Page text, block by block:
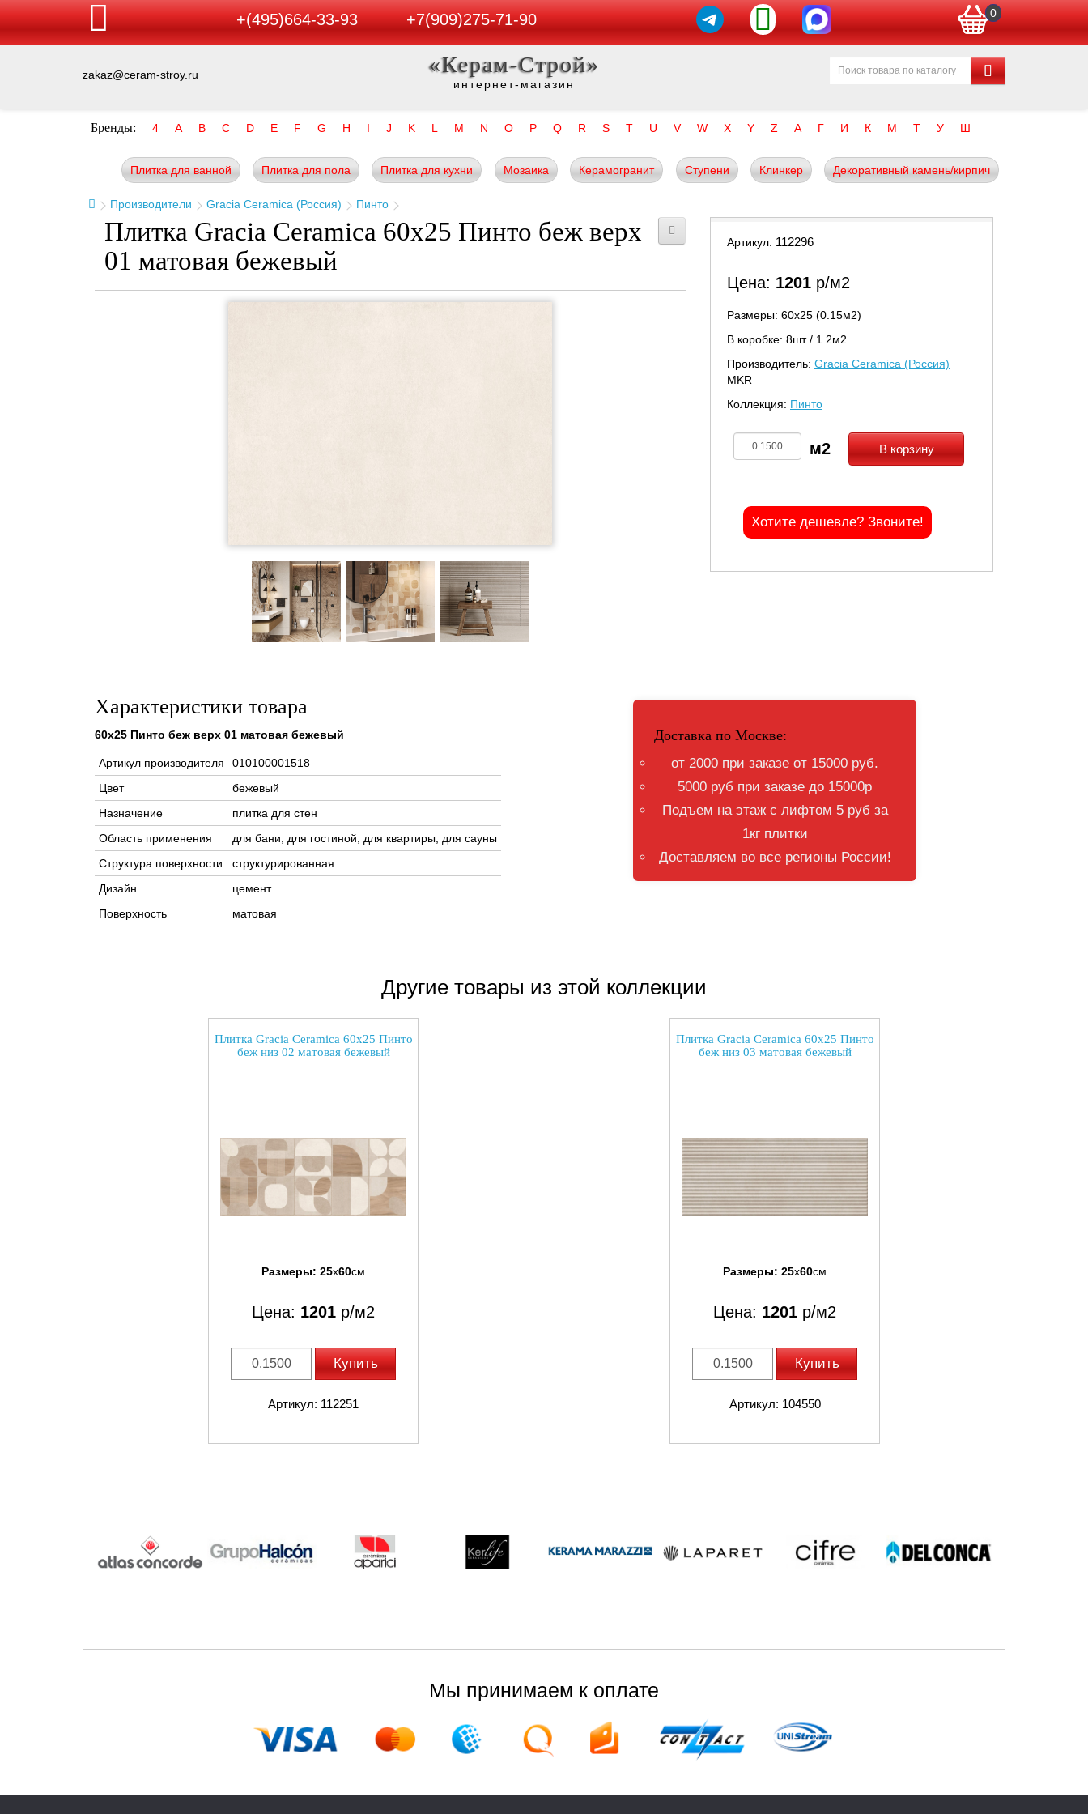
+(495)664-33-93 +7(909)275-71-90 0
zakaz@ceram-stroy.ru «Керам-Строй»
интернет-магазин
Бренды: 4 A B C D E F G H I J K L M N O P Q R S T U V W X Y Z А Г И К М Т У Ш
Плитка для ванной Плитка для пола Плитка для кухни Мозаика Керамогранит Ступени Клинкер Декоративный камень/кирпич
Производители Gracia Ceramica (Россия) Пинто
Плитка Gracia Ceramica 60x25 Пинто беж верх
01 матовая бежевый
Артикул: 112296
Цена: 1201 р/м2
Размеры: 60х25 (0.15м2)
В коробке: 8шт / 1.2м2
Производитель: Gracia Ceramica (Россия)
MKR
Коллекция: Пинто
В корзину
Хотите дешевле? Звоните!
Характеристики товара
60x25 Пинто беж верх 01 матовая бежевый
Артикул производителя
010100001518
Цвет
бежевый
Назначение
плитка для стен
Область применения
для бани, для гостиной, для квартиры, для сауны
Структура поверхности
структурированная
Дизайн
цемент
Поверхность
матовая
Доставка по Москве:
от 2000 при заказе от 15000 руб.
5000 руб при заказе до 15000р
Подъем на этаж с лифтом 5 руб за
1кг плитки
Доставляем во все регионы России!
Другие товары из этой коллекции
Плитка Gracia Ceramica 60x25 Пинто
беж низ 02 матовая бежевый
Размеры: 25x60см
Цена: 1201 р/м2
Купить
Артикул: 112251
Плитка Gracia Ceramica 60x25 Пинто
беж низ 03 матовая бежевый
Размеры: 25x60см
Цена: 1201 р/м2
Купить
Артикул: 104550
Мы принимаем к оплате